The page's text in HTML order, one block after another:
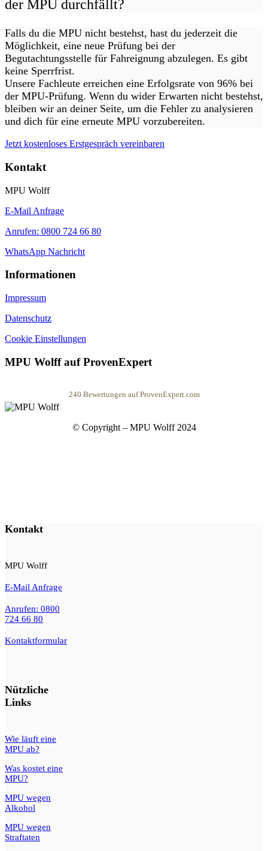
der MPU durchfällt?
Falls du die MPU nicht bestehst, hast du jederzeit die
Möglichkeit, eine neue Prüfung bei der
Begutachtungsstelle für Fahreignung abzulegen. Es gibt
keine Sperrfrist.
Unsere Fachleute erreichen eine Erfolgsrate von 96% bei
der MPU-Prüfung. Wenn du wider Erwarten nicht bestehst,
bleiben wir an deiner Seite, um die Fehler zu analysieren
und dich für eine erneute MPU vorzubereiten.
Jetzt kostenloses Erstgespräch vereinbaren
Kontakt
MPU Wolff
E-Mail Anfrage
Anrufen: 0800 724 66 80
WhatsApp Nachricht
Informationen
Impressum
Datenschutz
Cookie Einstellungen
MPU Wolff auf ProvenExpert
MPU Wolff
240 Bewertungen auf ProvenExpert.com
© Copyright – MPU Wolff 2024
Kontakt
MPU Wolff
E-Mail Anfrage
Anrufen: 0800
724 66 80
Kontaktformular
Nützliche
Links
Wie läuft eine
MPU ab?
Was kostet eine
MPU?
MPU wegen
Alkohol
MPU wegen
Straftaten